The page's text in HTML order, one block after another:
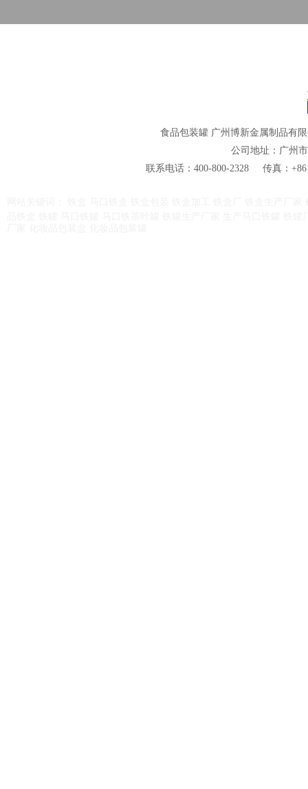
食品包装罐 广州博新金属制品有
公司地址：广州
联系电话：400-800-2328
传真：+86